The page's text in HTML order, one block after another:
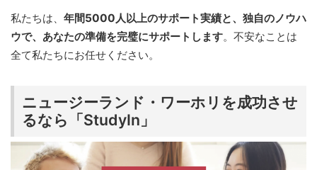
私たちは、 年間5000人以上のサポート実績と、独自のノウハ
ウで、あなたの準備を完璧にサポートします。不安なことは
全て私たちにお任せください。
ニュージーランド・ワーホリを成功させ
るなら「StudyIn」